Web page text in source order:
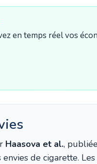
en temps réel vos
Haasova et al.,
de cigarette.